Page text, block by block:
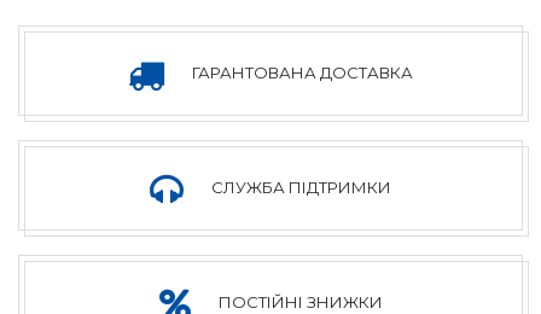
ХЛОПЧАЧА
КОЛЕКЦІЯ
ДІВОЧА
ГАРАНТОВАНА ДОСТАВКА
СЛУЖБА ПІДТРИМКИ
ПОСТІЙНІ ЗНИЖКИ